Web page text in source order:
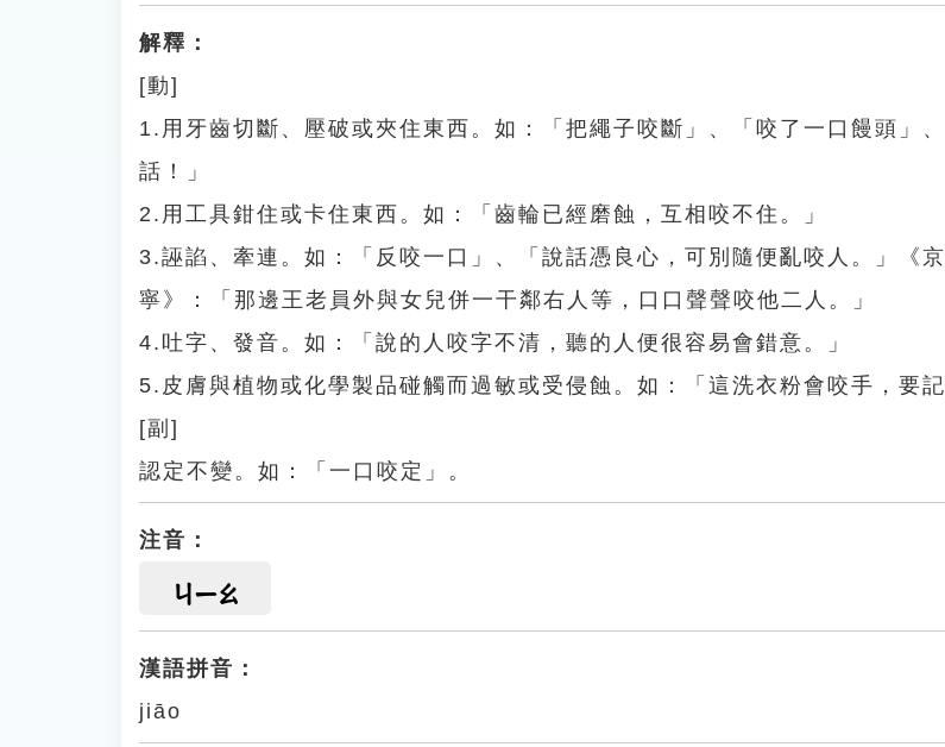
解釋：
[動]
1.用牙齒切斷、壓破或夾住東西。如：「把繩子咬斷」、「咬了一口饅頭」
話！」
2.用工具鉗住或卡住東西。如：「齒輪已經磨蝕，互相咬不住。」
3.誣諂、牽連。如：「反咬一口」、「說話憑良心，可別隨便亂咬人。」《
寧》：「那邊王老員外與女兒併一干鄰右人等，口口聲聲咬他二人。」
4.吐字、發音。如：「說的人咬字不清，聽的人便很容易會錯意。」
5.皮膚與植物或化學製品碰觸而過敏或受侵蝕。如：「這洗衣粉會咬手，要記
[副]
認定不變。如：「一口咬定」。
注音：
ㄐㄧㄠ
漢語拼音：
jiāo